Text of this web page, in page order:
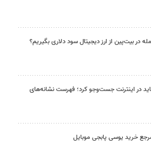
در بیت‌پین از ارز دیجیتال سود دلاری بگیریم؟
در اینترنت جست‌وجو کرد؛ فهرست نشانه‌های
خرید یوسی پابجی موبایل